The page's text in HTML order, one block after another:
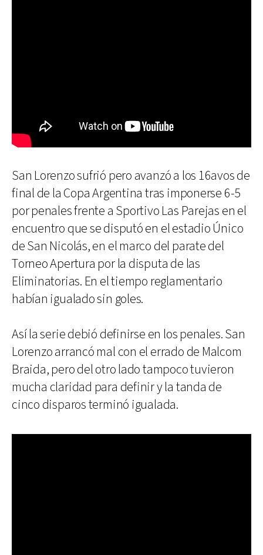
San Lorenzo sufrió pero avanzó a los 16avos de
final de la Copa Argentina tras imponerse 6-5
por penales frente a Sportivo Las Parejas en el
encuentro que se disputó en el estadio Único
de San Nicolás, en el marco del parate del
Torneo Apertura por la disputa de las
Eliminatorias. En el tiempo reglamentario
habían igualado sin goles.
Así la serie debió definirse en los penales. San
Lorenzo arrancó mal con el errado de Malcom
Braida, pero del otro lado tampoco tuvieron
mucha claridad para definir y la tanda de
cinco disparos terminó igualada.